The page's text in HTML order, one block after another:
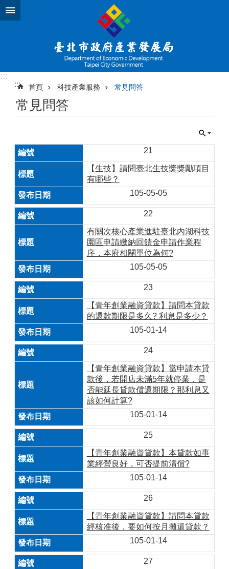
跳到主要內容區塊
:::
:::
首頁 科技產業服務 常見問答
常見問答
21
【生技】請問臺北生技獎獎勵項目
有哪些？
105-05-05
22
有關次核心產業進駐臺北內湖科技
園區申請繳納回饋金申請作業程
序，本府相關單位為何?
105-05-05
23
【青年創業融資貸款】請問本貸款
的還款期限是多久? 利息是多少？
105-01-14
24
【青年創業融資貸款】當申請本貸
款後，若開店未滿5年就停業，是
否能延長貸款償還期限？那利息又
該如何計算?
105-01-14
25
【青年創業融資貸款】本貸款如事
業經營良好，可否提前清償?
105-01-14
26
【青年創業融資貸款】請問本貸款
經核准後，要如何按月攤還貸款？
105-01-14
27